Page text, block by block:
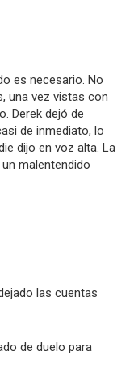
es necesario. No
una vez vistas con
Derek dejó de
de inmediato, lo
dijo en voz alta. La
malentendido
las cuentas
de duelo para